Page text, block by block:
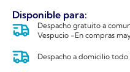
Disponible para:
Despacho gratuito a
Vespucio -En compras
Despacho a domicilio todo